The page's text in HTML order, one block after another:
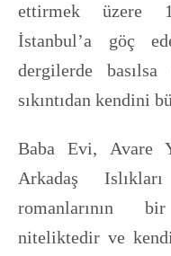
ettirmek üzere
İstanbul’a göç
dergilerde
sıkıntıdan kendini
Baba Evi, Avare
Arkadaş
romanlarının
niteliktedir ve